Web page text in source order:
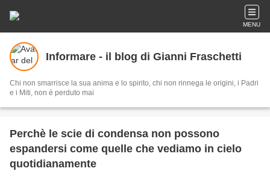
MENU
Informare - il blog di Gianni Fraschetti
Chi non smarrisce la sua anima e lo spirito, chi non rinnega le origini, i Padri
e i Miti, non è perduto mai
Perchè le scie di condensa non possono
espandersi come quelle che vediamo in cielo
quotidianamente